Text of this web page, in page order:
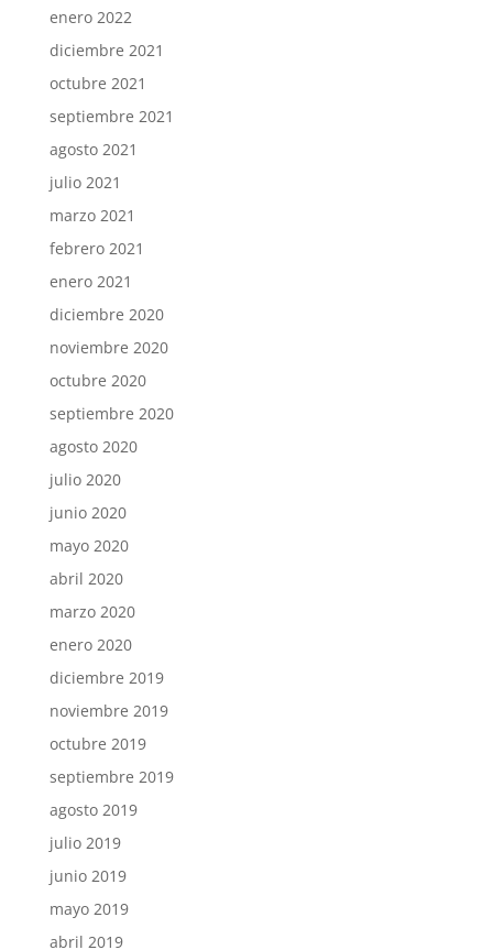
enero 2022
diciembre 2021
octubre 2021
septiembre 2021
agosto 2021
julio 2021
marzo 2021
febrero 2021
enero 2021
diciembre 2020
noviembre 2020
octubre 2020
septiembre 2020
agosto 2020
julio 2020
junio 2020
mayo 2020
abril 2020
marzo 2020
enero 2020
diciembre 2019
noviembre 2019
octubre 2019
septiembre 2019
agosto 2019
julio 2019
junio 2019
mayo 2019
abril 2019